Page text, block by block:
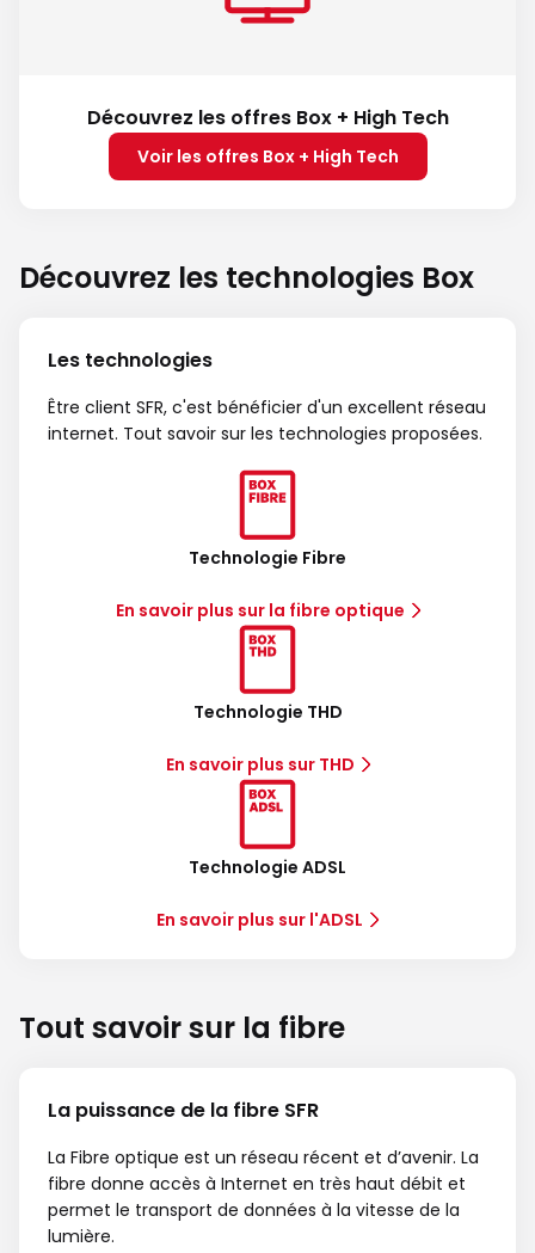
Découvrez les offres Box + High Tech
Voir les offres Box + High Tech
Découvrez les technologies Box
Les technologies
Être client SFR, c'est bénéficier d'un excellent réseau
internet. Tout savoir sur les technologies proposées.
Technologie Fibre
En savoir plus sur la fibre optique
Technologie THD
En savoir plus sur THD
Technologie ADSL
En savoir plus sur l'ADSL
Tout savoir sur la fibre
La puissance de la fibre SFR
La Fibre optique est un réseau récent et d’avenir. La
fibre donne accès à Internet en très haut débit et
permet le transport de données à la vitesse de la
lumière.